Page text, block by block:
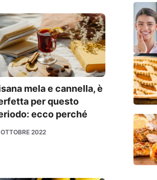
mela e cannella, è
per questo
ecco perché
2022